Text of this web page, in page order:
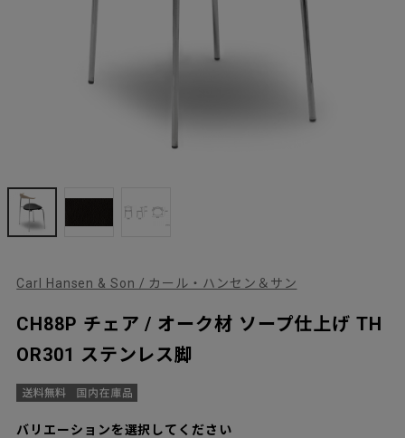
Carl Hansen & Son / カール・ハンセン＆サン
CH88P チェア / オーク材 ソープ仕上げ TH
OR301 ステンレス脚
バリエーションを選択してください